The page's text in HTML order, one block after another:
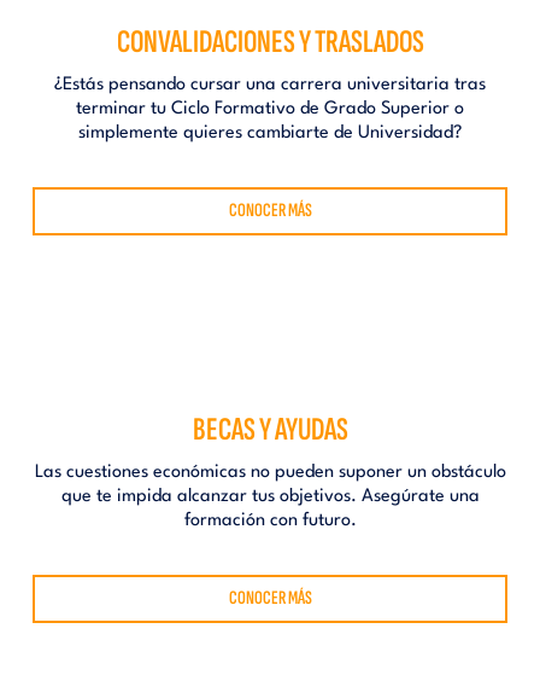
CONVALIDACIONES Y TRASLADOS
¿Estás pensando cursar una carrera universitaria tras
terminar tu Ciclo Formativo de Grado Superior o
simplemente quieres cambiarte de Universidad?
CONOCER MÁS
BECAS Y AYUDAS
Las cuestiones económicas no pueden suponer un obstáculo
que te impida alcanzar tus objetivos. Asegúrate una
formación con futuro.
CONOCER MÁS